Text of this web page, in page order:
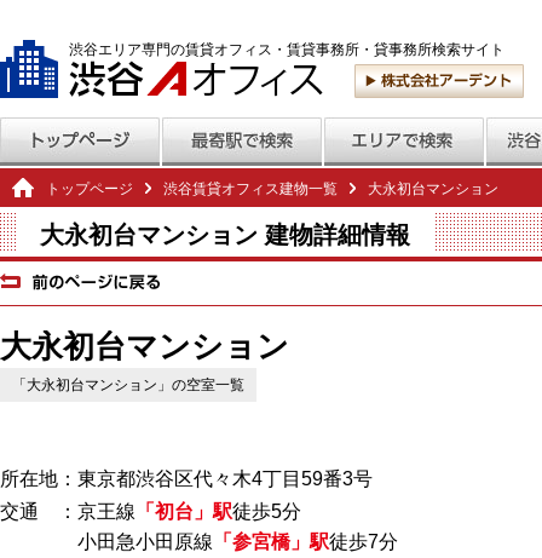
渋谷エリア専門の賃貸オフィス・賃貸事務所・貸事務所検索サイト
トップページ 渋谷賃貸オフィス建物一覧 大永初台マンション
大永初台マンション 建物詳細情報
大永初台マンション
「大永初台マンション」の空室一覧
所在地：東京都渋谷区代々木4丁目59番3号
交通 ：京王線 「初台」駅徒歩5分
小田急小田原線 「参宮橋」駅徒歩7分